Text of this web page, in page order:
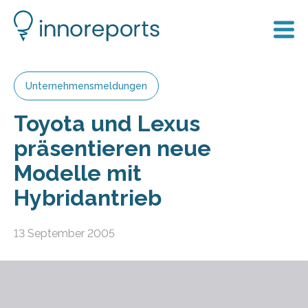
Unternehmensmeldungen
Toyota und Lexus
präsentieren neue
Modelle mit
Hybridantrieb
13 September 2005